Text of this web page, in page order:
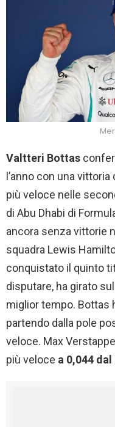
Valtteri Bottas
l’anno con una
più veloce nelle
di Abu Dhabi di
ancora senza vittorie
squadra Lewis
conquistato il quinto
disputare, ha girato
miglior tempo. Bottas
partendo dalla pole
veloce. Max
più veloce a 0,044